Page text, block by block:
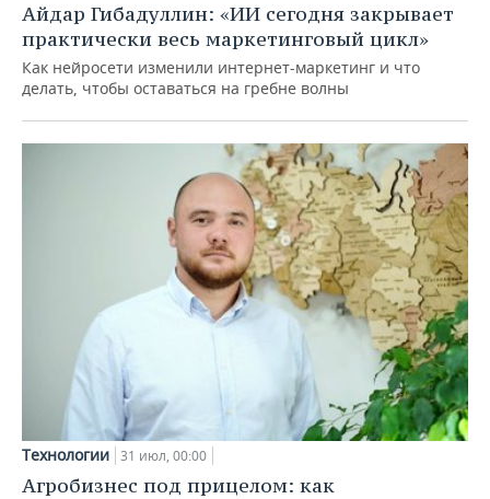
Айдар Гибадуллин: «ИИ сегодня закрывает
практически весь маркетинговый цикл»
Как нейросети изменили интернет-маркетинг и что
делать, чтобы оставаться на гребне волны
Технологии 31 июл, 00:00
Агробизнес под прицелом: как